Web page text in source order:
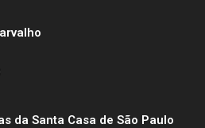
da Santa Casa de São Paulo